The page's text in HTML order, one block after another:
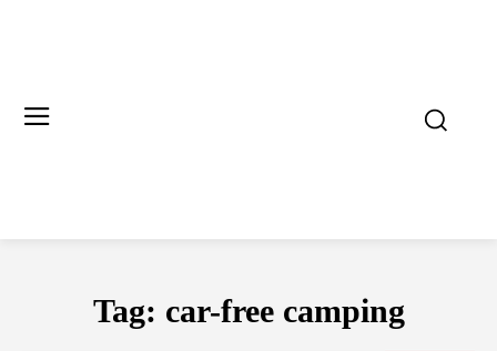
Tag: car-free camping